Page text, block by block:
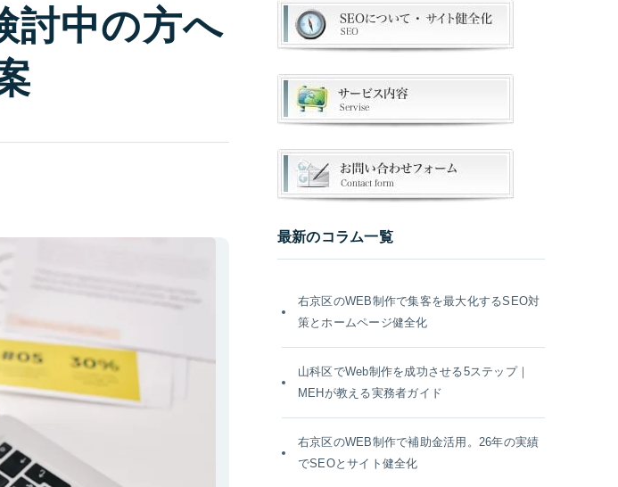
討中の方へ
最新のコラム一覧
右京区のWEB制作で集客を最大化するSEO対
策とホームページ健全化
山科区でWeb制作を成功させる5ステップ｜
MEHが教える実務者ガイド
右京区のWEB制作で補助金活用。26年の実績
でSEOとサイト健全化